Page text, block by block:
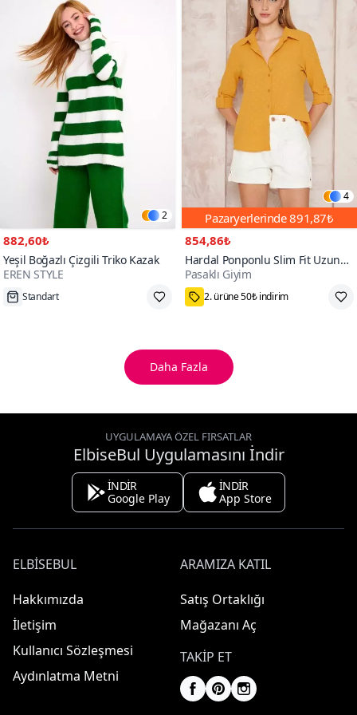
2
882,60₺
Yeşil Boğazlı Çizgili Triko Kazak
EREN STYLE
Tükenmek Üzere
4
Pazaryerlerinde891,87₺
854,86₺
Hardal Ponponlu Slim Fit Uzun
Kollu Gömlek
Pasaklı Giyim
75₺ Kupon Fırsatı
Daha Fazla
UYGULAMAYA ÖZEL FIRSATLAR
ElbiseBul Uygulamasını İndir
İNDİR
Google Play
İNDİR
App Store
ELBISEBUL
Hakkımızda
İletişim
Kullanıcı Sözleşmesi
Aydınlatma Metni
ARAMIZA KATIL
Satış Ortaklığı
Mağazanı Aç
TAKIP ET